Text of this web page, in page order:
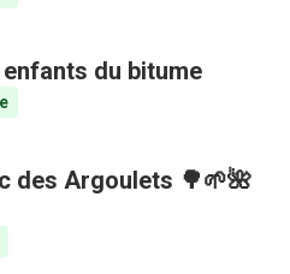
du bitume
des Argoulets 🌳🌱🌺